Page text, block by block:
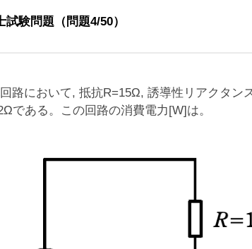
験問題（問題4/50）
路において, 抵抗R=15Ω, 誘導性リアクタン
である。この回路の消費電力[W]は。